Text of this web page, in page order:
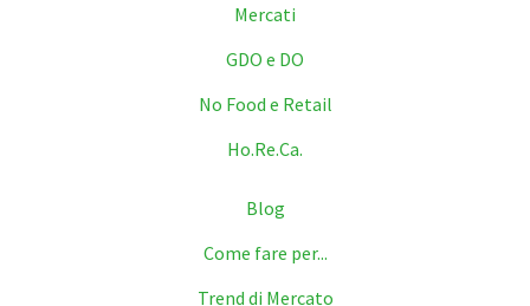
Mercati
GDO e DO
No Food e Retail
Ho.Re.Ca.
Blog
Come fare per...
Trend di Mercato